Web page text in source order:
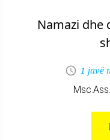
Namazi dhe
1 javë